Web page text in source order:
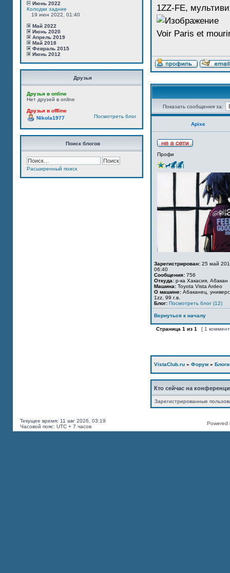
Июнь 2022
Колодки задние
19 июн 2022, 01:40
Май 2022
Июнь 2020
Апрель 2019
Май 2018
Февраль 2015
Июнь 2012
Друзья
Друзья в online
Нет друзей в online
Друзья в offline
Посмотреть блог
Nikola1977
Поиск блогов
Расширенный поиск
1ZZ-FE,
Voir Paris et
Показать сообщения за:
Apixe
Профи
Зарегистрирован: 25 май
06:40
Сообщения: 756
Откуда: р-ка Хакасия, Абакан
Машина: Toyota Vista Ardeo
О машине: Абаканец,
1zz, 99 г.в.
Блог: Посмотреть блог (12)
Вернуться к началу
Страница 1 из 1 [ 1
VistaClub.ru » Форум » Блоги
Кто сейчас на
Зарегистрированные
Текущее время: 11 авг 2026, 03:19
Часовой пояс: UTC + 7 часов
Powered